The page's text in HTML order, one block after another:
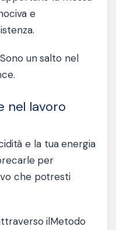
e
un salto nel
nel lavoro
e la tua energia
per
che potresti
ilMetodo